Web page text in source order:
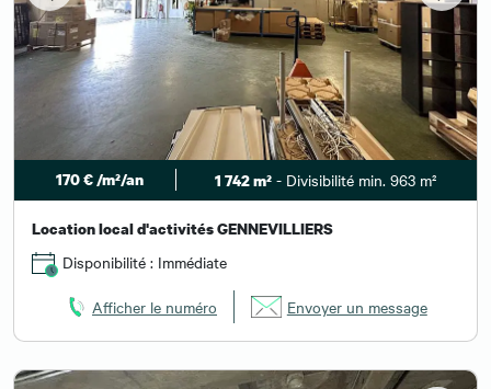
170 € /m²/an 1 742 m²- Divisibilité min. 963 m²
Location local d'activités GENNEVILLIERS
Disponibilité : Immédiate
Afficher le numéro Envoyer un message